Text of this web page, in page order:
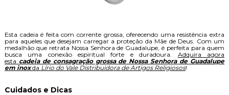
Esta cadeia é feita com corrente grossa, oferecendo uma resistência extra
para aqueles que desejam carregar a proteção da Mãe de Deus. Com um
medalhão que retrata Nossa Senhora de Guadalupe, é perfeita para quem
busca uma conexão espiritual forte e duradoura. Adquira agora
esta cadeia de consagração grossa de Nossa Senhora de Guadalupe
em inoxda Lírio do Vale Distribuidora de Artigos Religiosos!
Cuidados e Dicas